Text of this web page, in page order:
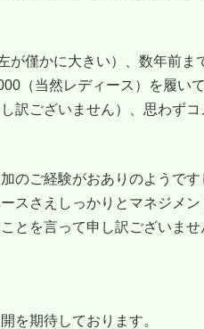
が僅かに大きい）、数年前ま
（当然レディース）を履い
訳ございません）、思わずコ
のご経験がおありのようで
スさえしっかりとマネジメン
とを言って申し訳ございま
を期待しております。